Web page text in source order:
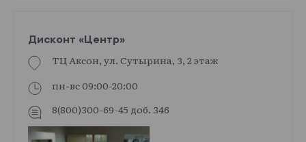
Дисконт «Центр»
ТЦ Аксон, ул. Сутырина, 3, 2 этаж
пн-вс 09:00-20:00
8(800)300-69-45 доб. 346